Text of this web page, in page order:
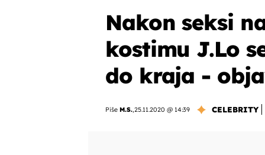
Nakon seksi
kostimu J.Lo
do kraja -
Piše M.S.,25.11.2020 @ 14:39 CELEBRITY